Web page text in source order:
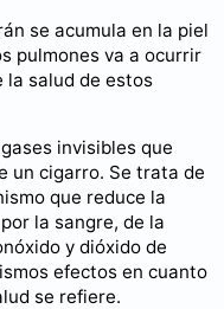
se acumula en la piel
pulmones va a ocurrir
la salud de estos
invisibles que
un cigarro. Se trata de
que reduce la
la sangre, de la
y dióxido de
efectos en cuanto
se refiere.